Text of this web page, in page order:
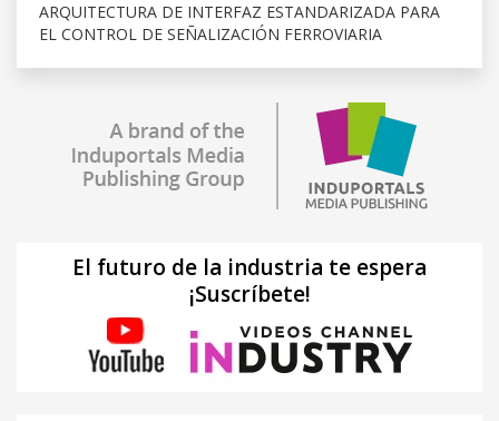
ARQUITECTURA DE INTERFAZ ESTANDARIZADA PARA
EL CONTROL DE SEÑALIZACIÓN FERROVIARIA
El futuro de la industria te espera
¡Suscríbete!